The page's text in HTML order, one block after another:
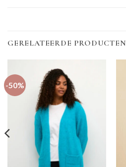
GERELATEERDE PRODUCTEN
-50%